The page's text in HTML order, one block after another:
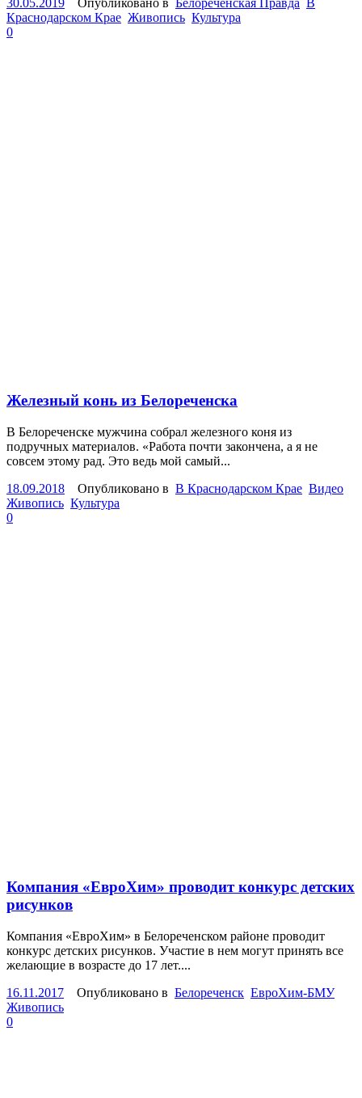
Краснодарском Крае Живопись Культура
0
Железный конь из Белореченска
В Белореченске мужчина собрал железного коня из
подручных материалов. «Работа почти закончена, а я не
совсем этому рад. Это ведь мой самый...
18.09.2018 Опубликовано в В Краснодарском Крае Видео
Живопись Культура
0
Компания «ЕвроХим» проводит конкурс детских
рисунков
Компания «ЕвроХим» в Белореченском районе проводит
конкурс детских рисунков. Участие в нем могут принять все
желающие в возрасте до 17 лет....
16.11.2017 Опубликовано в Белореченск ЕвроХим-БМУ
Живопись
0